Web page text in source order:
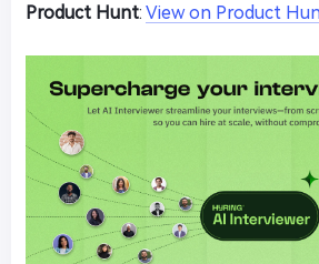
Product Hunt: View on Product